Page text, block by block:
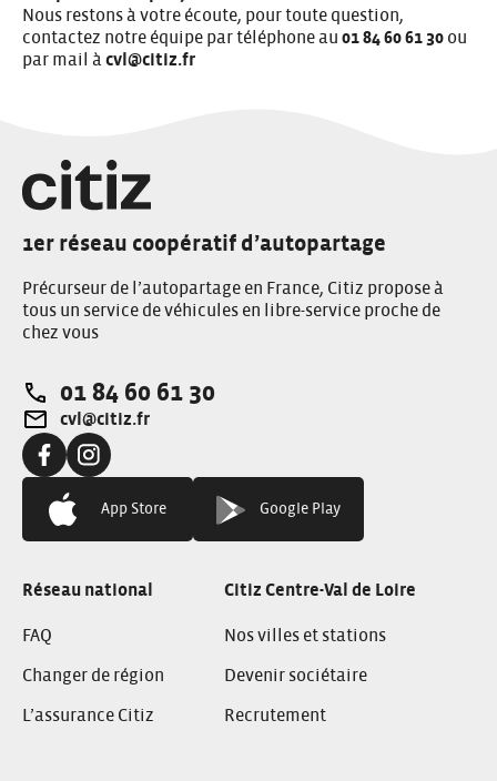
Nous restons à votre écoute, pour toute question,
contactez notre équipe par téléphone au 01 84 60 61 30 ou
par mail à cvl@citiz.fr
1er réseau coopératif d’autopartage
Précurseur de l’autopartage en France, Citiz propose à
tous un service de véhicules en libre-service proche de
chez vous
Téléphone:
01 84 60 61 30
Adresse e-mail:
cvl@citiz.fr
Facebook:Instagram:
App Store Google Play
Réseau national
FAQ
Changer de région
L’assurance Citiz
Citiz Centre-Val de Loire
Nos villes et stations
Devenir sociétaire
Recrutement